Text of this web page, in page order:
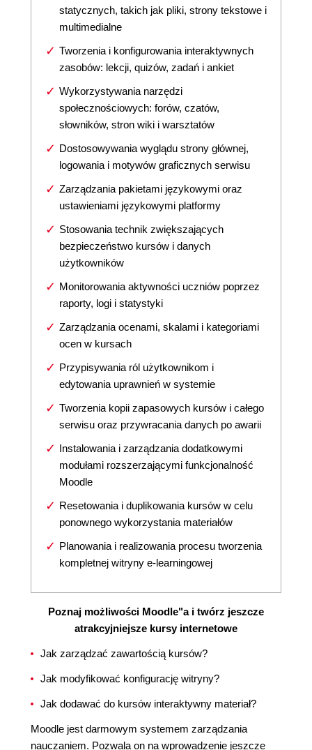
statycznych, takich jak pliki, strony tekstowe i
multimedialne
Tworzenia i konfigurowania interaktywnych
zasobów: lekcji, quizów, zadań i ankiet
Wykorzystywania narzędzi
społecznościowych: forów, czatów,
słowników, stron wiki i warsztatów
Dostosowywania wyglądu strony głównej,
logowania i motywów graficznych serwisu
Zarządzania pakietami językowymi oraz
ustawieniami językowymi platformy
Stosowania technik zwiększających
bezpieczeństwo kursów i danych
użytkowników
Monitorowania aktywności uczniów poprzez
raporty, logi i statystyki
Zarządzania ocenami, skalami i kategoriami
ocen w kursach
Przypisywania ról użytkownikom i
edytowania uprawnień w systemie
Tworzenia kopii zapasowych kursów i całego
serwisu oraz przywracania danych po awarii
Instalowania i zarządzania dodatkowymi
modułami rozszerzającymi funkcjonalność
Moodle
Resetowania i duplikowania kursów w celu
ponownego wykorzystania materiałów
Planowania i realizowania procesu tworzenia
kompletnej witryny e-learningowej
Poznaj możliwości Moodle"a i twórz jeszcze
atrakcyjniejsze kursy internetowe
Jak zarządzać zawartością kursów?
Jak modyfikować konfigurację witryny?
Jak dodawać do kursów interaktywny materiał?
Moodle jest darmowym systemem zarządzania
nauczaniem. Pozwala on na wprowadzenie jeszcze